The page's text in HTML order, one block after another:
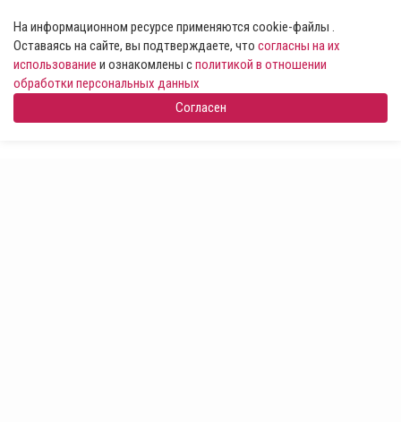
На информационном ресурсе применяются cookie-файлы .
Оставаясь на сайте, вы подтверждаете, что согласны на их
использование и ознакомлены сполитикой в отношении
обработки персональных данных
Согласен